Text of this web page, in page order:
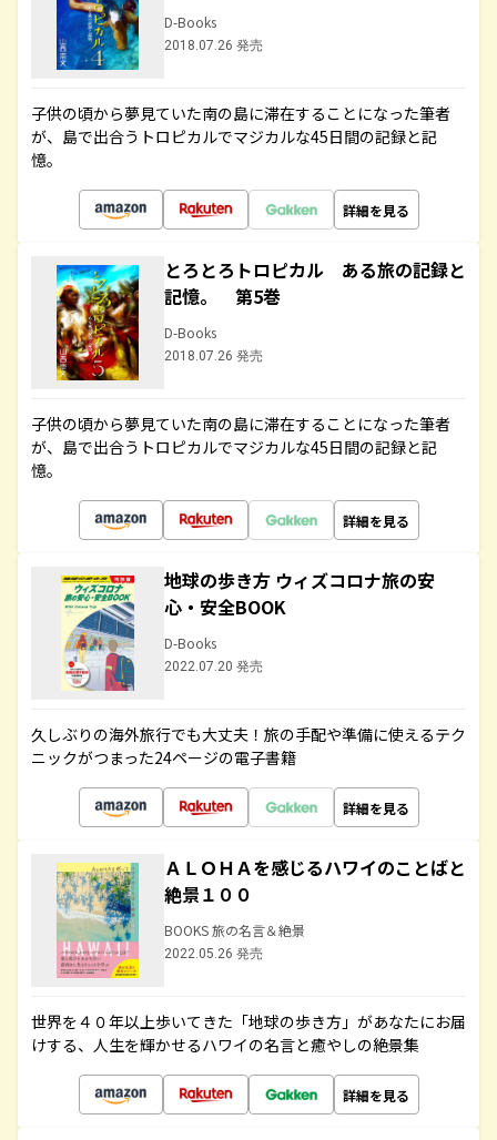
D-Books
2018.07.26 発売
子供の頃から夢見ていた南の島に滞在することになった筆者
が、島で出合うトロピカルでマジカルな45日間の記録と記
憶。
詳細を見る
とろとろトロピカル ある旅の記録と
記憶。 第5巻
D-Books
2018.07.26 発売
子供の頃から夢見ていた南の島に滞在することになった筆者
が、島で出合うトロピカルでマジカルな45日間の記録と記
憶。
詳細を見る
地球の歩き方 ウィズコロナ旅の安
心・安全BOOK
D-Books
2022.07.20 発売
久しぶりの海外旅行でも大丈夫！旅の手配や準備に使えるテク
ニックがつまった24ページの電子書籍
詳細を見る
ＡＬＯＨＡを感じるハワイのことばと
絶景１００
BOOKS 旅の名言＆絶景
2022.05.26 発売
世界を４０年以上歩いてきた「地球の歩き方」があなたにお届
けする、人生を輝かせるハワイの名言と癒やしの絶景集
詳細を見る